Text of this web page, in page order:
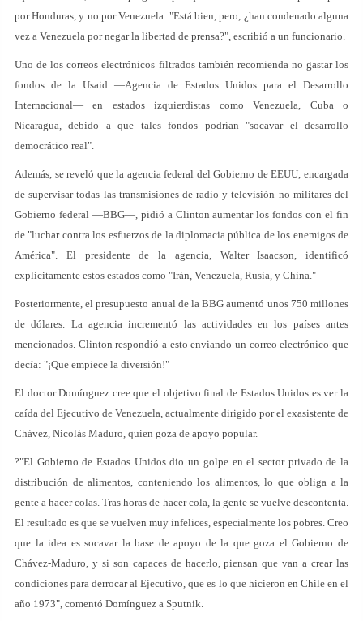
por Honduras, y no por Venezuela: "Está bien, pero, ¿han condenado alguna
vez a Venezuela por negar la libertad de prensa?", escribió a un funcionario.
Uno de los correos electrónicos filtrados también recomienda no gastar los
fondos de la Usaid —Agencia de Estados Unidos para el Desarrollo
Internacional— en estados izquierdistas como Venezuela, Cuba o
Nicaragua, debido a que tales fondos podrían "socavar el desarrollo
democrático real".
Además, se reveló que la agencia federal del Gobierno de EEUU, encargada
de supervisar todas las transmisiones de radio y televisión no militares del
Gobierno federal —BBG—, pidió a Clinton aumentar los fondos con el fin
de "luchar contra los esfuerzos de la diplomacia pública de los enemigos de
América". El presidente de la agencia, Walter Isaacson, identificó
explícitamente estos estados como "Irán, Venezuela, Rusia, y China."
Posteriormente, el presupuesto anual de la BBG aumentó unos 750 millones
de dólares. La agencia incrementó las actividades en los países antes
mencionados. Clinton respondió a esto enviando un correo electrónico que
decía: "¡Que empiece la diversión!"
El doctor Domínguez cree que el objetivo final de Estados Unidos es ver la
caída del Ejecutivo de Venezuela, actualmente dirigido por el exasistente de
Chávez, Nicolás Maduro, quien goza de apoyo popular.
?"El Gobierno de Estados Unidos dio un golpe en el sector privado de la
distribución de alimentos, conteniendo los alimentos, lo que obliga a la
gente a hacer colas. Tras horas de hacer cola, la gente se vuelve descontenta.
El resultado es que se vuelven muy infelices, especialmente los pobres. Creo
que la idea es socavar la base de apoyo de la que goza el Gobierno de
Chávez-Maduro, y si son capaces de hacerlo, piensan que van a crear las
condiciones para derrocar al Ejecutivo, que es lo que hicieron en Chile en el
año 1973", comentó Domínguez a Sputnik.